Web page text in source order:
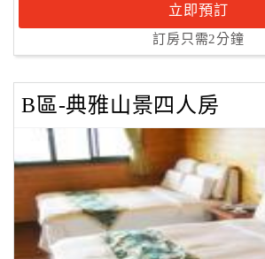
立即預訂
訂房只需2分鐘
B區-典雅山景四人房